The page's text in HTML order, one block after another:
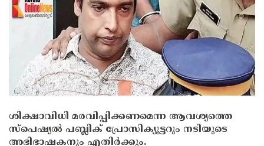
ശിക്ഷാവിധി മരവിപ്പിക്കണമെന്ന ആവശ്യത്തെ
സ്‌പെഷ്യല്‍ പബ്ലിക് പ്രോസിക്യൂട്ടറും നടിയുടെ
അഭിഭാഷകനും എതിര്‍ക്കും.